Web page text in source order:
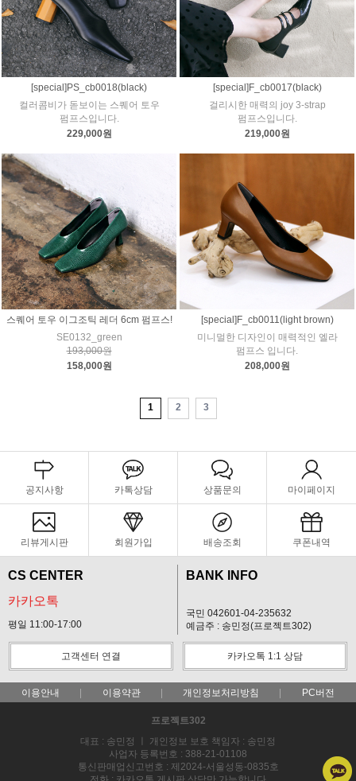
[special]PS_cb0018(black)
컬러콤비가 돋보이는 스퀘어 토우
펌프스입니다.
229,000원
[special]F_cb0017(black)
걸리시한 매력의 joy 3-strap
펌프스입니다.
219,000원
스퀘어 토우 이그조틱 레더 6cm 펌프스!
SE0132_green
193,000원
158,000원
[special]F_cb0011(light brown)
미니멀한 디자인이 매력적인 엘라
펌프스 입니다.
208,000원
1 2 3
공지사항 카톡상담 상품문의 마이페이지
리뷰게시판 회원가입 배송조회 쿠폰내역
CS CENTER
카카오톡
평일 11:00-17:00
BANK INFO
국민 042601-04-235632
예금주 : 송민정(프로젝트302)
고객센터 연결 카카오톡 1:1 상담
이용안내 이용약관 개인정보처리방침 PC버전
프로젝트302
대표 : 송민정 ㅣ 개인정보 보호 책임자 : 송민정
사업자 등록번호 : 388-21-01108
통신판매업신고번호 : 제2024-서울성동-0835호